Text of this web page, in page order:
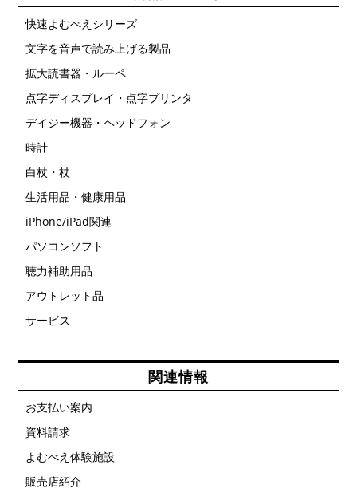
快速よむべえシリーズ
文字を音声で読み上げる製品
拡大読書器・ルーペ
点字ディスプレイ・点字プリンタ
デイジー機器・ヘッドフォン
時計
白杖・杖
生活用品・健康用品
iPhone/iPad関連
パソコンソフト
聴力補助用品
アウトレット品
サービス
関連情報
お支払い案内
資料請求
よむべえ体験施設
販売店紹介